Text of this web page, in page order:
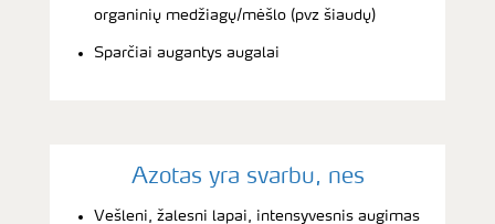
organinių medžiagų/mėšlo (pvz šiaudų)
Sparčiai augantys augalai
Azotas yra svarbu, nes
Vešleni, žalesni lapai, intensyvesnis augimas